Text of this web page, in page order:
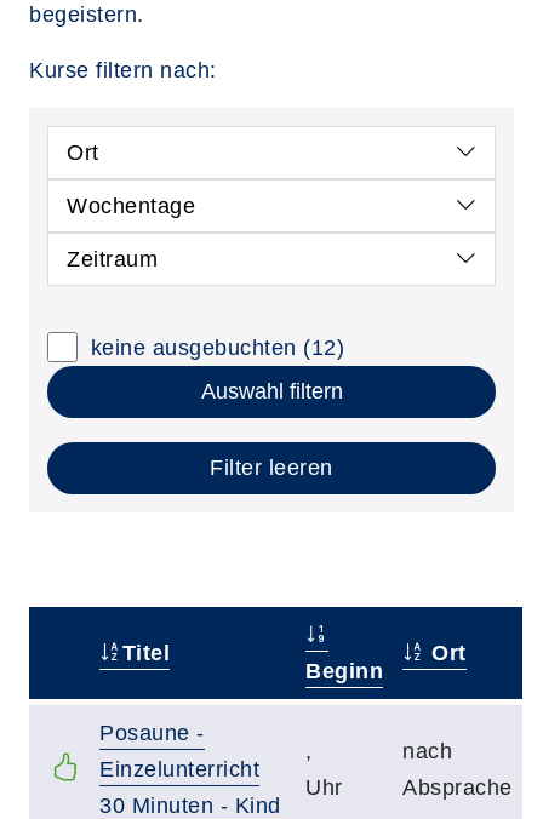
begeistern.
Kurse filtern nach:
Ort
Wochentage
Zeitraum
keine ausgebuchten (12)
Auswahl filtern
Filter leeren
Titel
Beginn
Ort
Posaune -
Einzelunterricht
30 Minuten - Kind
,
Uhr
nach
Absprache